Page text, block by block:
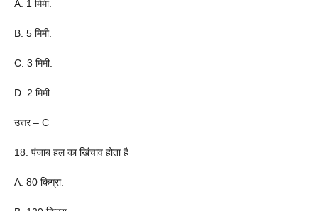
A. 1 मिमी.
B. 5 मिमी.
C. 3 मिमी.
D. 2 मिमी.
उत्तर – C
18. पंजाब हल का खिंचाव होता है
A. 80 किग्रा.